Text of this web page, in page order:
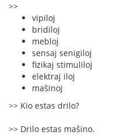
>>
vipiloj
bridiloj
mebloj
sensaj senigiloj
fizikaj stimuliloj
elektraj iloj
maŝinoj
>> Kio estas drilo?
>> Drilo estas maŝino.